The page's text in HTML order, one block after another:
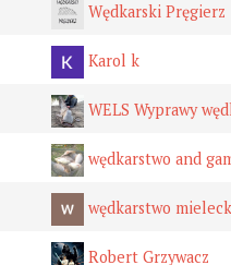
Wędkarski Pręgierz
Karol k
WELS Wyprawy
wędkarstwo and
wędkarstwo
Robert Grzywacz